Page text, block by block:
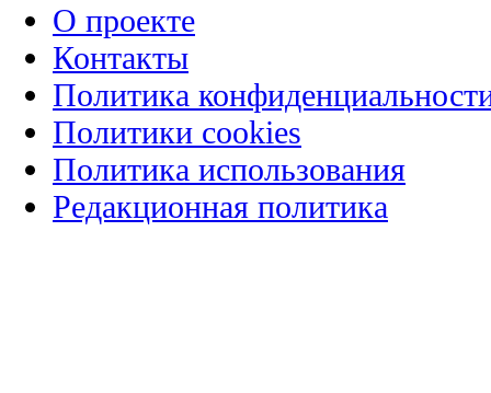
О проекте
Контакты
Политика
Политики cookies
Политика использования
Редакционная политика